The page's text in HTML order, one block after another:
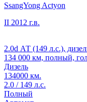
SsangYong Actyon
II 2012 г.в.
2.0d АТ (149 л.с.),
134 000 км, полный,
Дизель
134000 км.
2.0 / 149 л.с.
Полный